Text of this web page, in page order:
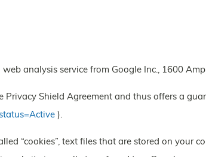
analysis service from Google Inc., 1600
Privacy Shield Agreement and thus offers a
).
“cookies”, text files that are stored on